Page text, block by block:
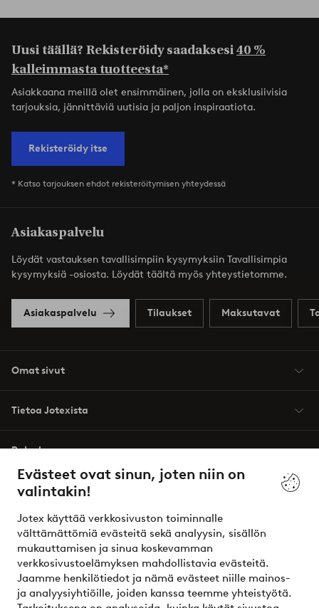
Evästeet ovat sinun, joten niin on
valintakin!
Jotex käyttää verkkosivuston toiminnalle
välttämättömiä evästeitä sekä analyysin, sisällön
mukauttamisen ja sinua koskevamman
verkkosivustoelämyksen mahdollistavia evästeitä.
Jaamme henkilötiedot ja nämä evästeet niille mainos-
ja analyysiyhtiöille, joiden kanssa teemme yhteistyötä.
Uusi täällä? Rekisteröidy saadaksesi40 %
kalleimmasta tuotteesta*
Asiakkaana meillä olet ensimmäinen, jolla on eksklusiivisia
tarjouksia, jännittäviä uutisia ja paljon inspiraatiota.
Rekisteröidy itse
* Katso tarjouksen ehdot rekisteröitymisen yhteydessä
Asiakaspalvelu
Löydät vastauksen tavallisimpiin kysymyksiin Tavallisimpia
kysymyksiä -osiosta. Löydät täältä myös yhteystietomme.
Asiakaspalvelu Tilaukset Maksutavat
Omat sivut
Tietoa Jotexista
Palvelumme
Ehdot
Ystävät
Turvalliset maksut – maksa nyt tai erissä